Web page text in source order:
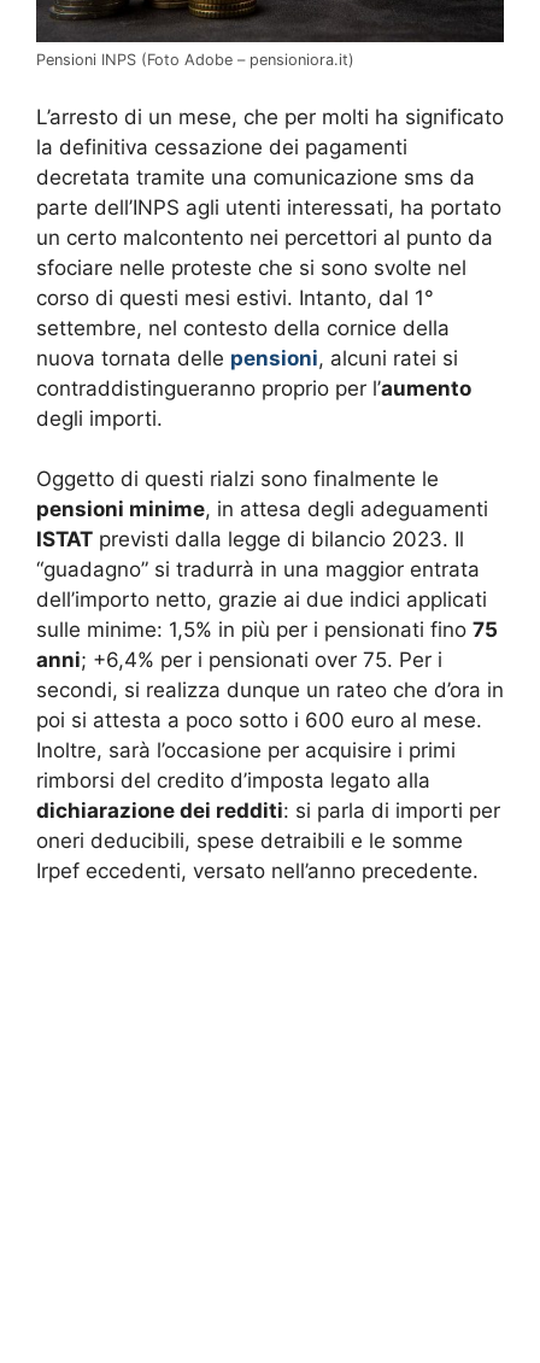
Pensioni INPS (Foto Adobe – pensioniora.it)
L’arresto di un mese, che per molti ha significato
la definitiva cessazione dei pagamenti
decretata tramite una comunicazione sms da
parte dell’INPS agli utenti interessati, ha portato
un certo malcontento nei percettori al punto da
sfociare nelle proteste che si sono svolte nel
corso di questi mesi estivi. Intanto, dal 1°
settembre, nel contesto della cornice della
nuova tornata delle pensioni, alcuni ratei si
contraddistingueranno proprio per l’aumento
degli importi.
Oggetto di questi rialzi sono finalmente le
pensioni minime, in attesa degli adeguamenti
ISTAT previsti dalla legge di bilancio 2023. Il
“guadagno” si tradurrà in una maggior entrata
dell’importo netto, grazie ai due indici applicati
sulle minime: 1,5% in più per i pensionati fino 75
anni; +6,4% per i pensionati over 75. Per i
secondi, si realizza dunque un rateo che d’ora in
poi si attesta a poco sotto i 600 euro al mese.
Inoltre, sarà l’occasione per acquisire i primi
rimborsi del credito d’imposta legato alla
dichiarazione dei redditi: si parla di importi per
oneri deducibili, spese detraibili e le somme
Irpef eccedenti, versato nell’anno precedente.